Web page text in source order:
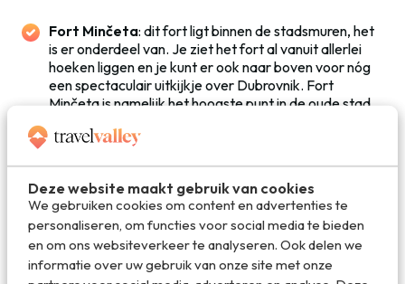
Deze website maakt gebruik van cookies
We gebruiken cookies om content en advertenties te
personaliseren, om functies voor social media te bieden
en om ons websiteverkeer te analyseren. Ook delen we
informatie over uw gebruik van onze site met onze
Fort Minčeta: dit fort ligt binnen de stadsmuren, het
is er onderdeel van. Je ziet het fort al vanuit allerlei
hoeken liggen en je kunt er ook naar boven voor nóg
een spectaculair uitkijkje over Dubrovnik. Fort
Minčeta is namelijk het hoogste punt in de oude stad.
heldere blauwe zee is prachtig.
De haven: aan de oostkant van de oude stad ligt een
kleine jachthaven. Het is een drukke plek, want
Dubrovnik ligt ook op de route van een hoop
cruiseschepen. Die passagiers komen met kleinere
boten in de haven aan, en daardoor is het soms veel te
druk. Wanneer je ’s morgens over de muren wandelt